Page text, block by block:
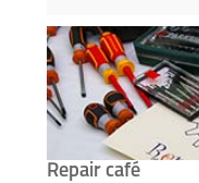
Repair café